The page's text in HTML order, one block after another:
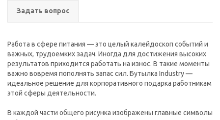
Задать вопрос
Работа в сфере питания — это целый калейдоскоп событий и
важных, трудоемких задач. Иногда для достижения высоких
результатов приходится работать на износ. В такие моменты
важно вовремя пополнять запас сил. Бутылка Industry —
идеальное решение для корпоративного подарка работникам
этой сферы деятельности.
В каждой части общего рисунка изображены главные символы